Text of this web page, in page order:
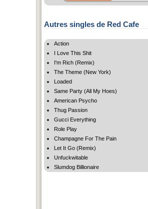
Autres singles de Red Cafe
Action
I Love This Shit
I'm Rich (Remix)
The Theme (New York)
Loaded
Same Party (All My Hoes)
American Psycho
Thug Passion
Gucci Everything
Role Play
Champagne For The Pain
Let It Go (Remix)
Unfuckwitable
Slumdog Billionaire